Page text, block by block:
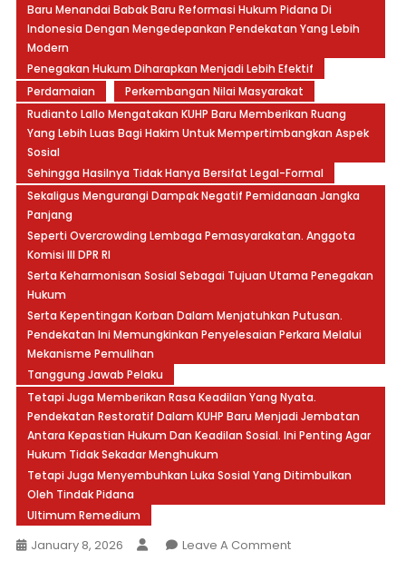
Baru Menandai Babak Baru Reformasi Hukum Pidana Di
Indonesia Dengan Mengedepankan Pendekatan Yang Lebih
Modern
Penegakan Hukum Diharapkan Menjadi Lebih Efektif
Perdamaian
Perkembangan Nilai Masyarakat
Rudianto Lallo Mengatakan KUHP Baru Memberikan Ruang
Yang Lebih Luas Bagi Hakim Untuk Mempertimbangkan Aspek
Sosial
Sehingga Hasilnya Tidak Hanya Bersifat Legal-Formal
Sekaligus Mengurangi Dampak Negatif Pemidanaan Jangka
Panjang
Seperti Overcrowding Lembaga Pemasyarakatan. Anggota
Komisi III DPR RI
Serta Keharmonisan Sosial Sebagai Tujuan Utama Penegakan
Hukum
Serta Kepentingan Korban Dalam Menjatuhkan Putusan.
Pendekatan Ini Memungkinkan Penyelesaian Perkara Melalui
Mekanisme Pemulihan
Tanggung Jawab Pelaku
Tetapi Juga Memberikan Rasa Keadilan Yang Nyata.
Pendekatan Restoratif Dalam KUHP Baru Menjadi Jembatan
Antara Kepastian Hukum Dan Keadilan Sosial. Ini Penting Agar
Hukum Tidak Sekadar Menghukum
Tetapi Juga Menyembuhkan Luka Sosial Yang Ditimbulkan
Oleh Tindak Pidana
Ultimum Remedium
January 8, 2026 Leave A CommentOn